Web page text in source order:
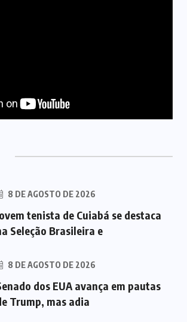
8 DE AGOSTO DE 2026
tenista de Cuiabá se destaca
Seleção Brasileira e
8 DE AGOSTO DE 2026
dos EUA avança em pautas
Trump, mas adia